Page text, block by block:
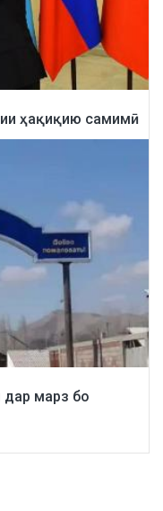
ҳақиқию самимӣ
дар марз бо